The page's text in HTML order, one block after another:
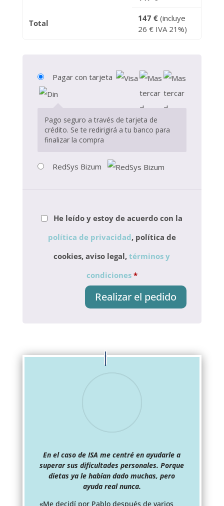
Total 147 € (incluye
26 €IVA 21%)
Pagar con tarjeta
Pago seguro a través de tarjeta de
crédito. Se te redirigirá a tu banco para
finalizar la compra
RedSys Bizum
He leído y estoy de acuerdo con la
política de privacidad, política de
cookies, aviso legal,términos y
condiciones *
Realizar el pedido
En el caso de ISA me centré en ayudarle a
superar sus dificultades personales. Porque
dietas ya le habían dado muchas, pero
ayuda real nunca.
«Me decidí por Pablo después de varios